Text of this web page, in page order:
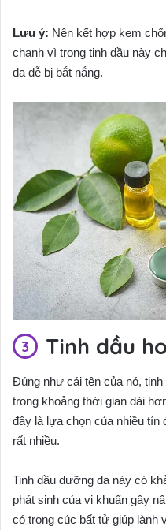
Lưu ý: Nên kết hợp kem
chanh vì trong tinh dầu này
da dễ bị bắt nắng.
Tinh dầu
Đúng như cái tên của nó,
trong khoảng thời gian dài
đây là lựa chọn của nhiều tín
rất nhiều.
Tinh dầu dưỡng da này có
phát sinh của vi khuẩn gây
có trong cúc bất tử giúp lành